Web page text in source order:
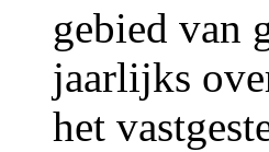
gebied van
jaarlijks
het